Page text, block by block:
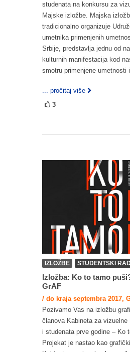
studenata na konkursu za
Majske izložbe. Majska
tradicionalno organizuje
umetnika primenjenih
Srbije, predstavlja jednu od
kulturnih manifestacija kod
smotru primenjene umetnosti
... pročitaj više
3
IZLOŽBE STUDENTSKI
Izložba: Ko to tamo
GrAF
/ do kraja septembra 2017,
Pozivamo Vas na izložbu
članova Kabineta za vizuelne
i studenata prve godine – Ko
Projekat je nastao kao